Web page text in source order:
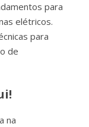
para
elétricos.
para
de
na